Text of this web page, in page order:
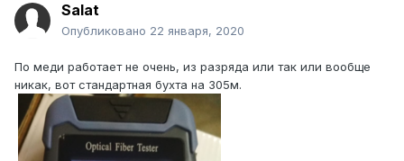
Salat
Опубликовано 22 января, 2020
По меди работает не очень, из разряда или так или вообще
никак, вот стандартная бухта на 305м.